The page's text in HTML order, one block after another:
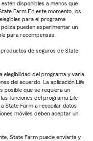
disponibles a menos que
Farm.En este momento, los
para el programa
pueden experimentar un
para recompensas.
de seguros de State
elegibilidad del programa y varía
del acuerdo. La aplicación Life
posible que se requiera un
funciones del programa Life
State Farm a recopilar datos
móviles deben aceptar un
State Farm puede enviarte y